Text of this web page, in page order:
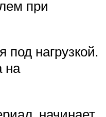
при
нагрузкой.
на